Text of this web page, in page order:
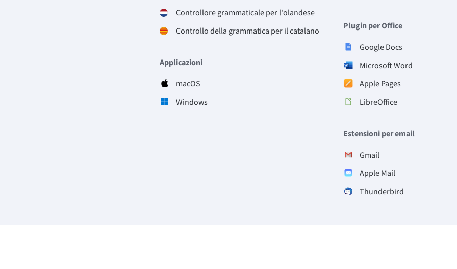
Controllore grammaticale per l'olandese
Controllo della grammatica per il catalano
Applicazioni
macOS
Windows
Plugin per Office
Google Docs
Microsoft Word
Apple Pages
LibreOffice
Estensioni per email
Gmail
Apple Mail
Thunderbird